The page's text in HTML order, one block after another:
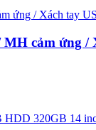
cảm ứng /